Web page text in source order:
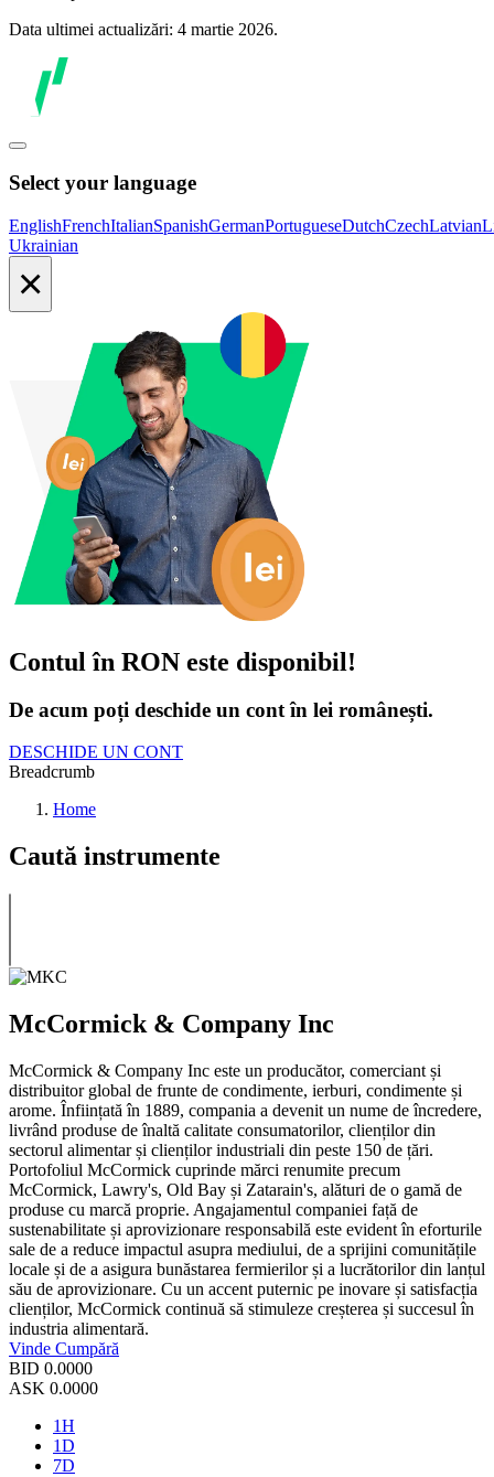
Data ultimei actualizări: 4 martie 2026.
Select your language
EnglishFrenchItalianSpanishGermanPortugueseDutchCzechLatvian
Ukrainian
×
Contul în RON este disponibil!
De acum poți deschide un cont în lei românești.
DESCHIDE UN CONT
Breadcrumb
Home
Caută instrumente
McCormick & Company Inc
McCormick & Company Inc este un producător, comerciant și
distribuitor global de frunte de condimente, ierburi, condimente și
arome. Înființată în 1889, compania a devenit un nume de încredere,
livrând produse de înaltă calitate consumatorilor, clienților din
sectorul alimentar și clienților industriali din peste 150 de țări.
Portofoliul McCormick cuprinde mărci renumite precum
McCormick, Lawry's, Old Bay și Zatarain's, alături de o gamă de
produse cu marcă proprie. Angajamentul companiei față de
sustenabilitate și aprovizionare responsabilă este evident în eforturile
sale de a reduce impactul asupra mediului, de a sprijini comunitățile
locale și de a asigura bunăstarea fermierilor și a lucrătorilor din lanțul
său de aprovizionare. Cu un accent puternic pe inovare și satisfacția
clienților, McCormick continuă să stimuleze creșterea și succesul în
industria alimentară.
Vinde Cumpără
BID 0.0000
ASK 0.0000
1H
1D
7D